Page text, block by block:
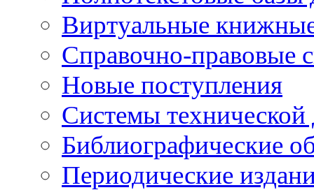
Виртуальные
Справочно-правовые
Новые поступления
Cистемы
Библиографические
Периодические